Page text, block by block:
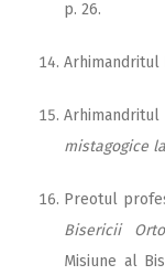
p. 26.
Arhimandritul
mistagogice
Preotul
Bisericii
Misiune al